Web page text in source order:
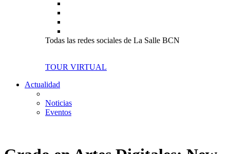
Todas las redes sociales de La Salle BCN
TOUR VIRTUAL
Actualidad
Noticias
Eventos